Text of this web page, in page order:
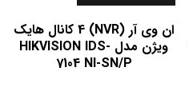
ان وی آر (NVR) 4 کانال هایک
ویژن مدل HIKVISION IDS-
7104 NI-SN/P